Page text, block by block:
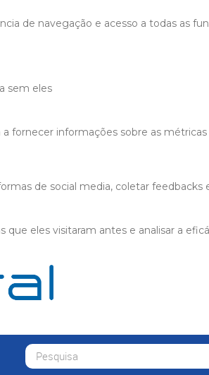
de navegação e acesso a todas as
sem eles
fornecer informações sobre as
de social media, coletar feedbacks
eles visitaram antes e analisar a